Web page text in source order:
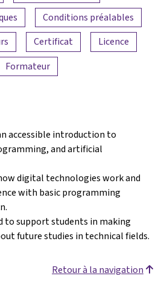
Conditions préalables
Certificat
Licence
Formateur
accessible introduction to
and artificial
digital technologies work and
with basic programming
to support students in making
future studies in technical fields.
Retour à la navigation